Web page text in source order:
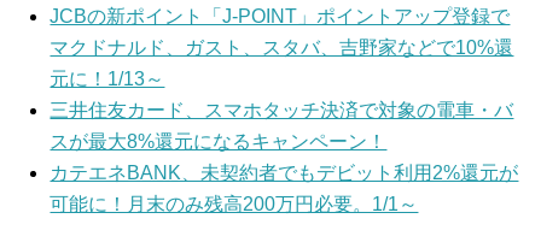
JCBの新ポイント「J-POINT」ポイントアップ登録で
マクドナルド、ガスト、スタバ、吉野家などで10%還
元に！1/13～
三井住友カード、スマホタッチ決済で対象の電車・バ
スが最大8%還元になるキャンペーン！
カテエネBANK、未契約者でもデビット利用2%還元が
可能に！月末のみ残高200万円必要。1/1～